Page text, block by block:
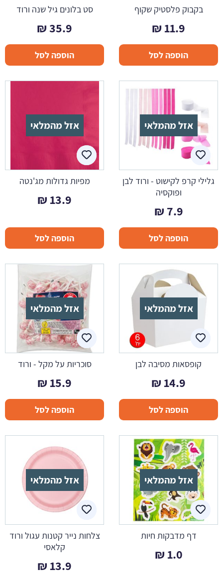
בקבוק פלסטיק שקוף
11.9
₪
הוספה לסל
סט בלונים גיל שנה ורוד
35.9
₪
הוספה לסל
אזל מהמלאי
גלילי קרפ לקישוט - ורוד לבן
ופוקסיה
7.9
₪
הוספה לסל
אזל מהמלאי
מפיות גדולות מג'נטה
13.9
₪
הוספה לסל
אזל מהמלאי
קופסאות מסיבה לבן
14.9
₪
הוספה לסל
אזל מהמלאי
סוכריות על מקל - ורוד
15.9
₪
הוספה לסל
אזל מהמלאי
דף מדבקות חיות
1.0
₪
אזל מהמלאי
צלחות נייר קטנות עגול ורוד
קלאסי
13.9
₪